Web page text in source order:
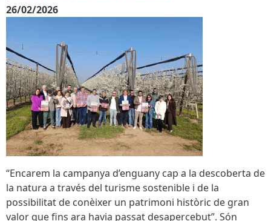
26/02/2026
“Encarem la campanya d’enguany cap a la descoberta de
la natura a través del turisme sostenible i de la
possibilitat de conèixer un patrimoni històric de gran
valor que fins ara havia passat desapercebut”. Són